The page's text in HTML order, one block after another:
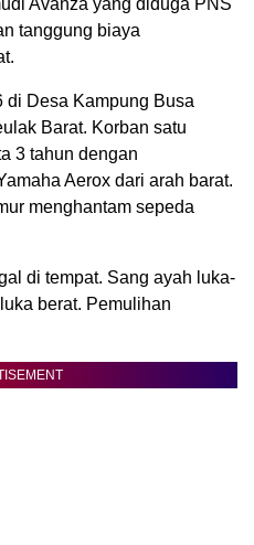
Avanza yang diduga PNS
tanggung biaya
di Desa Kampung Busa
Barat. Korban satu
3 tahun dengan
Aerox dari arah barat.
menghantam sepeda
di tempat. Sang ayah luka-
berat. Pemulihan